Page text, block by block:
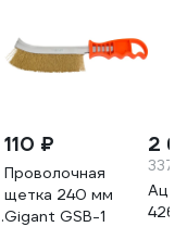
110 ₽
Проволочная
щетка 240 мм
Gigant GSB-1
2